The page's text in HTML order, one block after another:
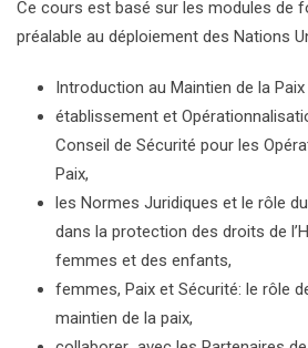
Ce cours est basé sur les modules de
préalable au déploiement des Nations
Introduction au Maintien de la
établissement et
Conseil de Sécurité pour les
Paix,
les Normes Juridiques et le rôle
dans la protection des droits de
femmes et des enfants,
femmes, Paix et Sécurité: le rôle
maintien de la paix,